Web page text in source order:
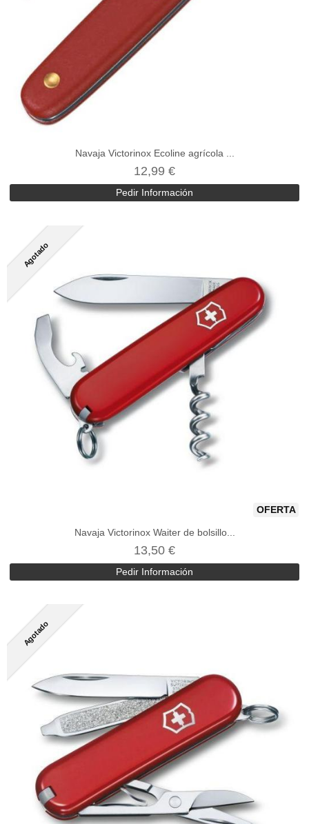
Navaja Victorinox Ecoline agrícola ...
12,99 €
Pedir Información
Agotado
OFERTA
Navaja Victorinox Waiter de bolsillo...
13,50 €
Pedir Información
Agotado